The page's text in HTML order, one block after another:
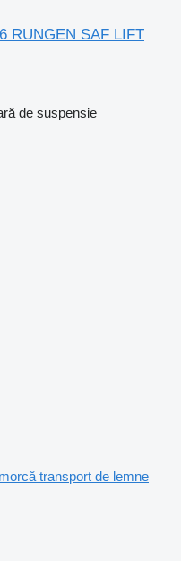
RUNGEN SAF LIFT
de suspensie
transport de lemne